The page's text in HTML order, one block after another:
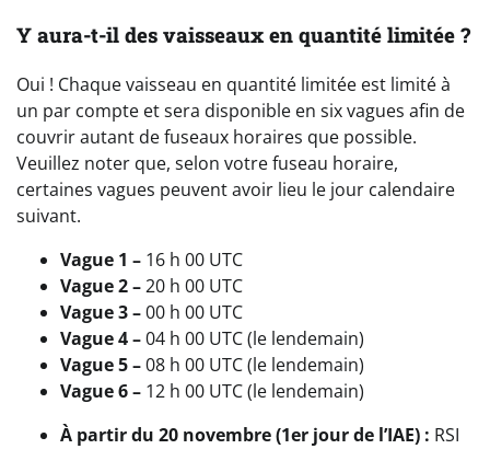
Y aura-t-il des vaisseaux en quantité limitée ?
Oui ! Chaque vaisseau en quantité limitée est limité à
un par compte et sera disponible en six vagues afin de
couvrir autant de fuseaux horaires que possible.
Veuillez noter que, selon votre fuseau horaire,
certaines vagues peuvent avoir lieu le jour calendaire
suivant.
Vague 1 – 16 h 00 UTC
Vague 2 –20 h 00 UTC
Vague 3 –00 h 00 UTC
Vague 4 –04 h 00 UTC (le lendemain)
Vague 5 –08 h 00 UTC (le lendemain)
Vague 6 – 12 h 00 UTC (le lendemain)
À partir du 20 novembre (1er jour de l’IAE) : RSI